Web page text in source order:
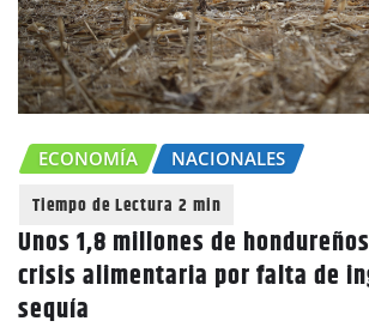
ECONOMÍA NACIONALES
Unos 1,8 millones de
crisis alimentaria por falta de
sequía